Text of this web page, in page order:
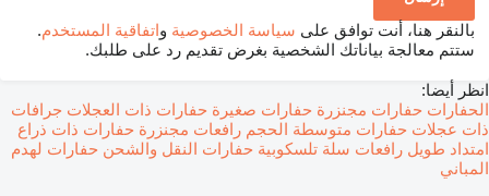
بالنقر هنا، أنت توافق على سياسة الخصوصية واتفاقية المستخدم.
ستتم معالجة بياناتك الشخصية بغرض تقديم رد على طلبك.
انظر أيضا:
الحفارات حفارات مجنزرة حفارات صغيرة حفارات ذات العجلات جرافات
ذات عجلات حفارات متوسطة الحجم رافعات مجنزرة حفارات ذات ذراع
امتداد طويل رافعات سلة تلسكوبية حفارات النقل والشحن حفارات لهدم
المباني